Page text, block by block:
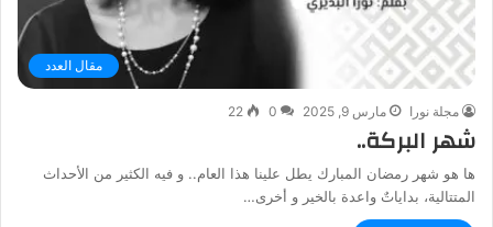
مقال العدد
مجلة نورا مارس 9, 2025 0
22
شهر البركة..
ها هو شهر رمضان المبارك يطل علينا هذا العام.. و فيه الكثير من الأحداث
المتتالية، بداياتٌ واعدة بالخير و أخرى…